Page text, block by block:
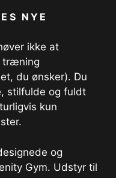
NYE
ikke at
træning
du ønsker). Du
stilfulde og fuldt
kun
og
Gym. Udstyr til